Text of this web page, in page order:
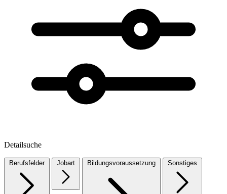
Detailsuche
Berufsfelder Jobart Bildungsvoraussetzung Sonstiges